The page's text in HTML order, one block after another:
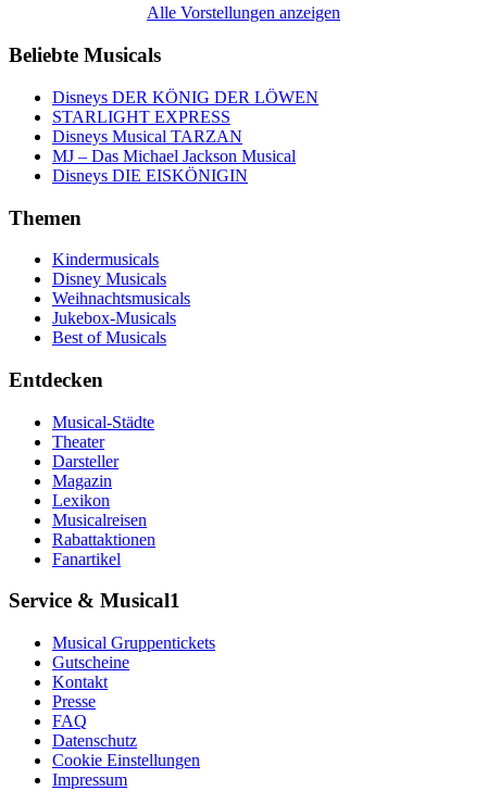
Alle Vorstellungen anzeigen
Beliebte Musicals
Disneys DER KÖNIG DER LÖWEN
STARLIGHT EXPRESS
Disneys Musical TARZAN
MJ – Das Michael Jackson Musical
Disneys DIE EISKÖNIGIN
Themen
Kindermusicals
Disney Musicals
Weihnachtsmusicals
Jukebox-Musicals
Best of Musicals
Entdecken
Musical-Städte
Theater
Darsteller
Magazin
Lexikon
Musicalreisen
Rabattaktionen
Fanartikel
Service & Musical1
Musical Gruppentickets
Gutscheine
Kontakt
Presse
FAQ
Datenschutz
Cookie Einstellungen
Impressum